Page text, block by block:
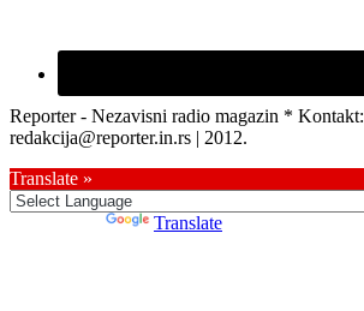
Reporter - Nezavisni radio magazin * Kontakt:
redakcija@reporter.in.rs | 2012.
Translate »
Translate